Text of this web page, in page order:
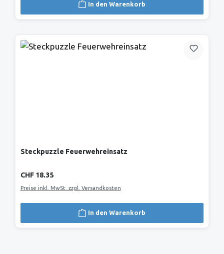
In den Warenkorb
Steckpuzzle Feuerwehreinsatz
Regulärer Preis:
CHF 18.35
Preise inkl. MwSt. zzgl. Versandkosten
In den Warenkorb